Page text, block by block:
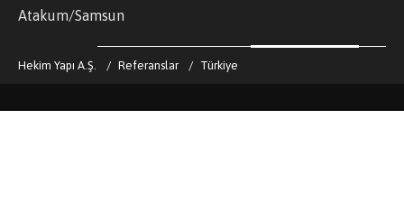
Atakum/Samsun
Hekim Yapı A.Ş. Referanslar Türkiye